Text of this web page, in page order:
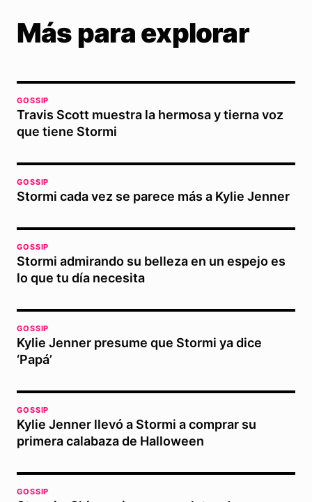
Más para explorar
GOSSIP
Travis Scott muestra la hermosa y tierna voz
que tiene Stormi
GOSSIP
Stormi cada vez se parece más a Kylie Jenner
GOSSIP
Stormi admirando su belleza en un espejo es
lo que tu día necesita
GOSSIP
Kylie Jenner presume que Stormi ya dice
‘Papá’
GOSSIP
Kylie Jenner llevó a Stormi a comprar su
primera calabaza de Halloween
GOSSIP